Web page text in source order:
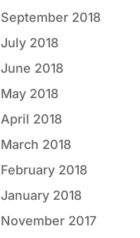
September 2018
July 2018
June 2018
May 2018
April 2018
March 2018
February 2018
January 2018
November 2017